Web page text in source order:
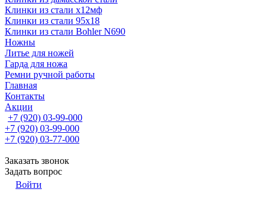
Клинки из стали х12мф
Клинки из стали 95х18
Клинки из стали Bohler N690
Ножны
Литье для ножей
Гарда для ножа
Ремни ручной работы
Главная
Контакты
Акции
+7 (920) 03-99-000
+7 (920) 03-99-000
+7 (920) 03-77-000
Заказать звонок
Задать вопрос
Войти